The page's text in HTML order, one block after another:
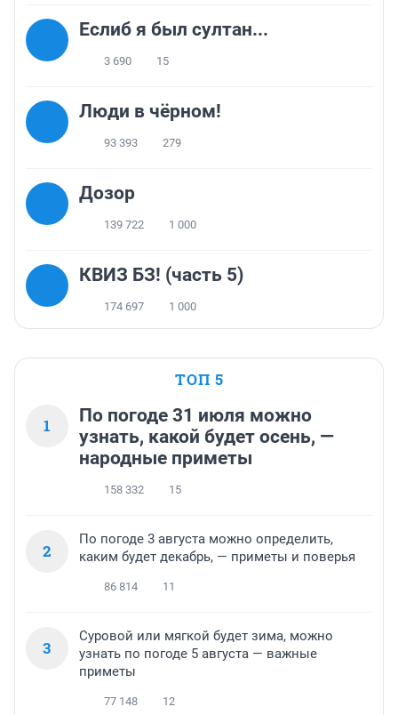
Еслиб я был султан...
3 690 15
Люди в чёрном!
93 393 279
Дозор
139 722 1 000
КВИЗ БЗ! (часть 5)
174 697 1 000
ТОП 5
1
По погоде 31 июля можно
узнать, какой будет осень, —
народные приметы
158 332 15
2
По погоде 3 августа можно определить,
каким будет декабрь, — приметы и поверья
86 814 11
3
Суровой или мягкой будет зима, можно
узнать по погоде 5 августа — важные
приметы
77 148 12